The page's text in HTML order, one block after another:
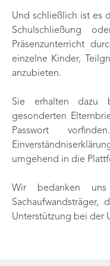
Und schließlich ist es
Schulschließung
Präsenzunterricht
einzelne Kinder,
anzubieten.
Sie erhalten dazu
gesonderten
Passwort
umgehend in die
Wir bedanken
Unterstützung bei der